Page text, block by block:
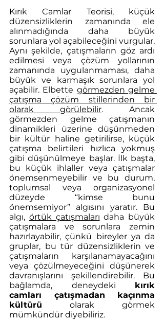
Kırık Camlar Teorisi, küçük
düzensizliklerin zamanında ele
alınmadığında daha büyük
sorunlara yol açabileceğini vurgular.
Aynı şekilde, çatışmaların göz ardı
edilmesi veya çözüm yollarının
zamanında uygulanmaması, daha
büyük ve karmaşık sorunlara yol
açabilir. Elbette görmezden gelme
çatışma çözüm stillerinden bir
olarak görülebilir. Ancak
görmezden gelme çatışmanın
dinamikleri üzerine düşünmeden
bir kültür haline getirilirse, küçük
çatışma belirtileri hızlıca yokmuş
gibi düşünülmeye başlar. İlk başta,
bu küçük ihlaller veya çatışmalar
önemsenmeyebilir ve bu durum,
toplumsal veya organizasyonel
düzeyde “kimse bunu
önemsemiyor” algısını yaratır. Bu
algı, örtük çatışmaları daha büyük
çatışmalara ve sorunlara zemin
hazırlayabilir, çünkü bireyler ya da
gruplar, bu tür düzensizliklerin ve
çatışmaların karşılanamayacağını
veya çözülmeyeceğini düşünerek
davranışlarını şekillendirebilir. Bu
bağlamda, deneydeki kırık
camları çatışmadan kaçınma
kültürü olarak görmek
mümkündür diyebiliriz.